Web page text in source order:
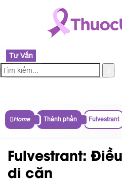
Tư Vấn
Home Thành phần Fulvestrant
Fulvestrant:
di căn